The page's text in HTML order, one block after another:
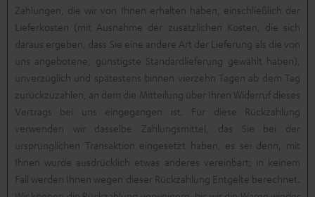
Zahlungen, die wir von Ihnen erhalten haben, einschließlich der
Lieferkosten (mit Ausnahme der zusätzlichen Kosten, die sich
daraus ergeben, dass Sie eine andere Art der Lieferung als die von
uns angebotene, günstigste Standardlieferung gewählt haben),
unverzüglich und spätestens binnen vierzehn Tagen ab dem Tag
zurückzuzahlen, an dem die Mitteilung über Ihren Widerruf dieses
Vertrags bei uns eingegangen ist. Für diese Rückzahlung
verwenden wir dasselbe Zahlungsmittel, das Sie bei der
ursprünglichen Transaktion eingesetzt haben, es sei denn, mit
Ihnen wurde ausdrücklich etwas anderes vereinbart; in keinem
Fall werden Ihnen wegen dieser Rückzahlung Entgelte berechnet.